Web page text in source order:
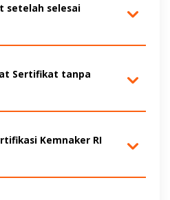
setelah selesai
Sertifikat tanpa
Kemnaker RI